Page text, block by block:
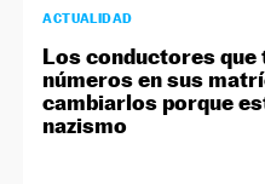
ACTUALIDAD
Los conductores
números en sus
cambiarlos porque
nazismo